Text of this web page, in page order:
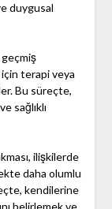
duygusal
geçmiş
terapi veya
Bu süreçte,
sağlıklı
ilişkilerde
daha olumlu
kendilerine